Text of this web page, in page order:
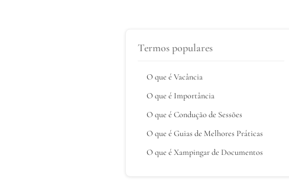
Termos populares
O que é Vacância
O que é Importância
O que é Condução de Sessões
O que é Guias de Melhores Práticas
O que é Xampingar de Documentos